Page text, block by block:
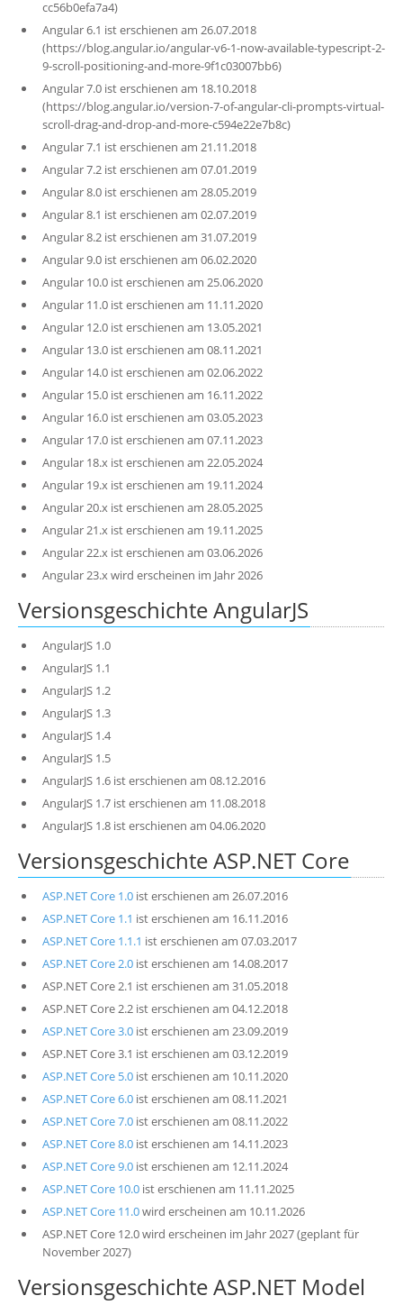
cc56b0efa7a4)
Angular 6.1 ist erschienen am 26.07.2018
(https://blog.angular.io/angular-v6-1-now-available-typescript-2-
9-scroll-positioning-and-more-9f1c03007bb6)
Angular 7.0 ist erschienen am 18.10.2018
(https://blog.angular.io/version-7-of-angular-cli-prompts-virtual-
scroll-drag-and-drop-and-more-c594e22e7b8c)
Angular 7.1 ist erschienen am 21.11.2018
Angular 7.2 ist erschienen am 07.01.2019
Angular 8.0 ist erschienen am 28.05.2019
Angular 8.1 ist erschienen am 02.07.2019
Angular 8.2 ist erschienen am 31.07.2019
Angular 9.0 ist erschienen am 06.02.2020
Angular 10.0 ist erschienen am 25.06.2020
Angular 11.0 ist erschienen am 11.11.2020
Angular 12.0 ist erschienen am 13.05.2021
Angular 13.0 ist erschienen am 08.11.2021
Angular 14.0 ist erschienen am 02.06.2022
Angular 15.0 ist erschienen am 16.11.2022
Angular 16.0 ist erschienen am 03.05.2023
Angular 17.0 ist erschienen am 07.11.2023
Angular 18.x ist erschienen am 22.05.2024
Angular 19.x ist erschienen am 19.11.2024
Angular 20.x ist erschienen am 28.05.2025
Angular 21.x ist erschienen am 19.11.2025
Angular 22.x ist erschienen am 03.06.2026
Angular 23.x wird erscheinen im Jahr 2026
Versionsgeschichte AngularJS
AngularJS 1.0
AngularJS 1.1
AngularJS 1.2
AngularJS 1.3
AngularJS 1.4
AngularJS 1.5
AngularJS 1.6 ist erschienen am 08.12.2016
AngularJS 1.7 ist erschienen am 11.08.2018
AngularJS 1.8 ist erschienen am 04.06.2020
Versionsgeschichte ASP.NET Core
ASP.NET Core 1.0ist erschienen am 26.07.2016
ASP.NET Core 1.1 ist erschienen am 16.11.2016
ASP.NET Core 1.1.1 ist erschienen am 07.03.2017
ASP.NET Core 2.0ist erschienen am 14.08.2017
ASP.NET Core 2.1 ist erschienen am 31.05.2018
ASP.NET Core 2.2 ist erschienen am 04.12.2018
ASP.NET Core 3.0ist erschienen am 23.09.2019
ASP.NET Core 3.1 ist erschienen am 03.12.2019
ASP.NET Core 5.0ist erschienen am 10.11.2020
ASP.NET Core 6.0ist erschienen am 08.11.2021
ASP.NET Core 7.0ist erschienen am 08.11.2022
ASP.NET Core 8.0ist erschienen am 14.11.2023
ASP.NET Core 9.0ist erschienen am 12.11.2024
ASP.NET Core 10.0ist erschienen am 11.11.2025
ASP.NET Core 11.0wird erscheinen am 10.11.2026
ASP.NET Core 12.0 wird erscheinen im Jahr 2027 (geplant für
November 2027)
Versionsgeschichte ASP.NET Model